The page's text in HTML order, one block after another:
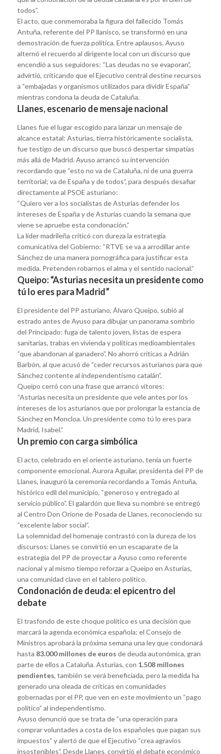
todos”.
El acto, que conmemoraba la figura del fallecido Tomás
Antuña, referente del PP llanisco, se transformó en una
demostración de fuerza política. Entre aplausos, Ayuso
alternó el recuerdo al dirigente local con un discurso que
encendió a sus seguidores: “Las deudas no se evaporan”,
advirtió, criticando que el Ejecutivo central destine recursos
a “embajadas y organismos utilizados para dividir España”
mientras condona la deuda de Cataluña.
Llanes, escenario de mensaje nacional
Llanes fue el lugar escogido para lanzar un mensaje de
alcance estatal: Asturias, tierra históricamente socialista,
fue testigo de un discurso que buscó despertar simpatías
más allá de Madrid. Ayuso arrancó su intervención
recordando que “esto no va de Cataluña, ni de una guerra
territorial; va de España y de todos”, para después desafiar
directamente al PSOE asturiano:
“Quiero ver a los socialistas de Asturias defender los
intereses de España y de Asturias cuando la semana que
viene se apruebe esta condonación.”
La líder madrileña criticó con dureza la estrategia
comunicativa del Gobierno: “RTVE se va a arrodillar ante
Sánchez de una manera pornográfica para justificar esta
medida. Pretenden robarnos el alma y el sentido nacional.”
Queipo: “Asturias necesita un presidente como
tú lo eres para Madrid”
El presidente del PP asturiano, Álvaro Queipo, subió al
estrado antes de Ayuso para dibujar un panorama sombrío
del Principado: fuga de talento joven, listas de espera
sanitarias, trabas en vivienda y políticas medioambientales
“que abandonan al ganadero”. No ahorró críticas a Adrián
Barbón, al que acusó de “ceder recursos asturianos para que
Sánchez contente al independentismo catalán”.
Queipo cerró con una frase que arrancó vítores:
“Asturias necesita un presidente que vele antes por los
intereses de los asturianos que por prolongar la estancia de
Sánchez en Moncloa. Un presidente como tú lo eres para
Madrid, Isabel.”
Un premio con carga simbólica
El acto, celebrado en el oriente asturiano, tenía un fuerte
componente emocional. Aurora Aguilar, presidenta del PP de
Llanes, inauguró la ceremonia recordando a Tomás Antuña,
histórico edil del municipio, “generoso y entregado al
servicio público”. El galardón que lleva su nombre se entregó
al Centro Don Orione de Posada de Llanes, reconociendo su
“excelente labor social”.
La solemnidad del homenaje contrastó con la dureza de los
discursos: Llanes se convirtió en un escaparate de la
estrategia del PP de proyectar a Ayuso como referente
nacional y al mismo tiempo reforzar a Queipo en Asturias,
una comunidad clave en el tablero político.
Condonación de deuda: el epicentro del
debate
El trasfondo de este choque político es una decisión que
marcará la agenda económica española: el Consejo de
Ministros aprobará la próxima semana una ley que condonará
hasta 83.000 millones de euros de deuda autonómica, gran
parte de ellos a Cataluña. Asturias, con 1.508 millones
pendientes, también se verá beneficiada, pero la medida ha
generado una oleada de críticas en comunidades
gobernadas por el PP, que ven en este movimiento un “pago
político” al independentismo.
Ayuso denunció que se trata de “una operación para
comprar voluntades a costa de los españoles que pagan sus
impuestos” y alertó de que el Ejecutivo “crea agravios
insostenibles”. Desde Llanes, convirtió el debate económico